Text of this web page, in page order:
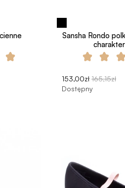
Sansha Rondo
153,00zł 165,15zł
Dostępny